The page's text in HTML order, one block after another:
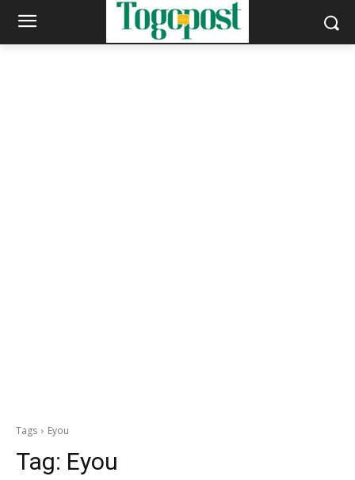
Tags Eyou
Tag: Eyou